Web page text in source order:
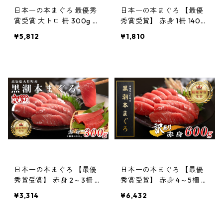
日本一の本まぐろ 最優秀
賞受賞 大トロ 柵 300g 刺
¥5,812
日本一の本まぐろ 【最優
秀賞受賞】 赤身 1柵 140g
2人前
¥1,810
日本一の本まぐろ 【最優
秀賞受賞】 赤身 2～3柵 3
殖 3〜4人前
¥3,314
日本一の本まぐろ 【最優
秀賞受賞】 赤身 4～5柵 6
殖 6〜7人前
¥6,432